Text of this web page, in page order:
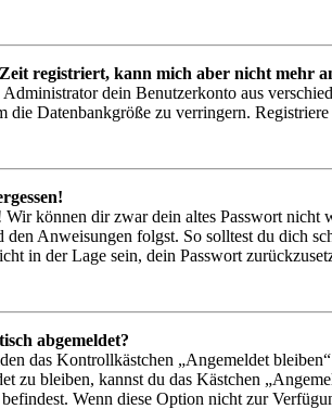
registriert, kann mich aber nicht mehr
Administrator dein Benutzerkonto aus
die Datenbankgröße zu verringern.
können dir zwar dein altes Passwort nicht
den Anweisungen folgst. So solltest du dich
in der Lage sein, dein Passwort
abgemeldet?
das Kontrollkästchen „Angemeldet
zu bleiben, kannst du das Kästchen
Wenn diese Option nicht zur